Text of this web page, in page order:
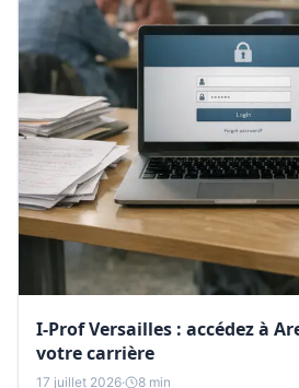
I-Prof Versailles : accédez à
votre carrière
17 juillet 2026· 8 min